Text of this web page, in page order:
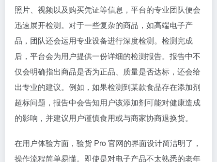
照片、视频以及购买凭证等信息，平台的专业团队便会
迅速展开检测。对于一些复杂的商品，如高端电子产
品，团队还会运用专业设备进行深度检测。检测完成
后，平台会为用户提供一份详细的检测报告。报告中不
仅会明确指出商品是否为正品、质量是否达标，还会给
出专业的建议。例如，如果检测到某款食品存在添加剂
超标问题，报告中会告知用户该添加剂可能对健康造成
的影响，并建议用户谨慎食用或与商家协商退换货。
在用户体验方面，验货 Pro 官网的界面设计简洁明了，
操作流程简单易懂。即使是对电子产品不太熟悉的老年